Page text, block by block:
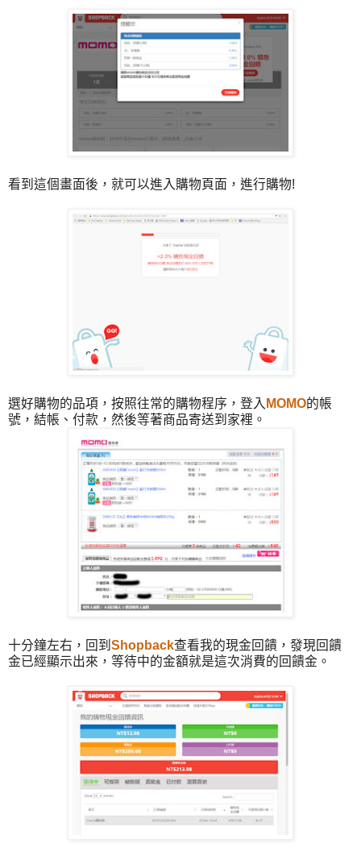
看到這個畫面後，就可以進入購物頁面，進行購物!
選好購物的品項，按照往常的購物程序，登入 MOMO的帳
號，結帳、付款，然後等著商品寄送到家裡。
十分鐘左右，回到 Shopback查看我的現金回饋，發現回饋
金已經顯示出來，等待中的金額就是這次消費的回饋金。